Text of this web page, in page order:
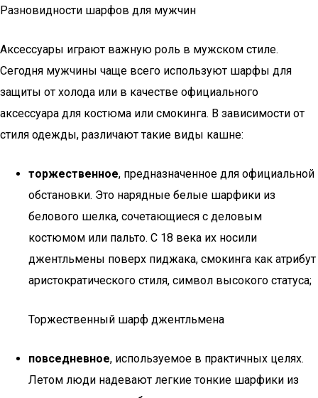
Разновидности шарфов для мужчин
Аксессуары играют важную роль в мужском стиле.
Сегодня мужчины чаще всего используют шарфы для
защиты от холода или в качестве официального
аксессуара для костюма или смокинга. В зависимости от
стиля одежды, различают такие виды кашне:
торжественное, предназначенное для официальной
обстановки. Это нарядные белые шарфики из
белового шелка, сочетающиеся с деловым
костюмом или пальто. С 18 века их носили
джентльмены поверх пиджака, смокинга как атрибут
аристократического стиля, символ высокого статуса;
Торжественный шарф джентльмена
повседневное, используемое в практичных целях.
Летом люди надевают легкие тонкие шарфики из